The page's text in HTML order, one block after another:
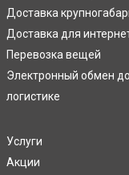
Доставка
Доставка для
Перевозка вещей
Электронный обмен
логистике
Услуги
Акции